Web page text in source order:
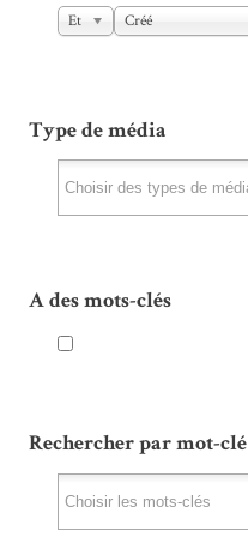
Et Créé
Type de média
A des mots-clés
Rechercher par mot-clé